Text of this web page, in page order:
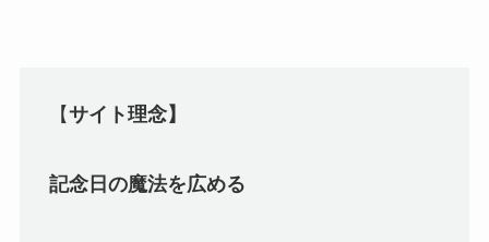
【サイト理念】
記念日の魔法を広める